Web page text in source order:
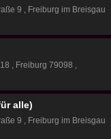
9
Freiburg im Breisgau
Freiburg 79098
alle)
9
Freiburg im Breisgau